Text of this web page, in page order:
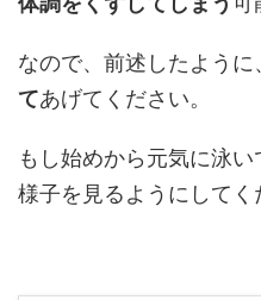
なので、前述したように
てあげてください。
もし始めから元気に泳
様子を見るようにしてく